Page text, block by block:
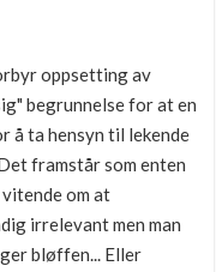
oppsetting av
begrunnelse for at en
å ta hensyn til lekende
framstår som enten
vitende om at
irrelevant men man
bløffen... Eller